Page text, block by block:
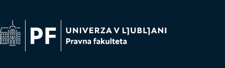
Na začetno stran